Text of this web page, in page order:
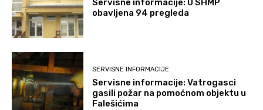
Servisne informacije: U SHMP
obavljena 94 pregleda
SERVISNE INFORMACIJE
Servisne informacije: Vatrogasci
gasili požar na pomoćnom objektu u
Falešićima